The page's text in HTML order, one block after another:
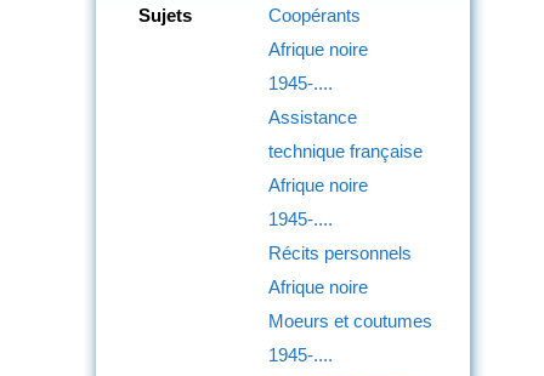
Sujets
Coopérants
Afrique noire
1945-....
Assistance
technique française
Afrique noire
1945-....
Récits personnels
Afrique noire
Moeurs et coutumes
1945-....